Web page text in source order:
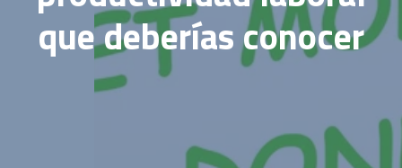
que deberías conocer